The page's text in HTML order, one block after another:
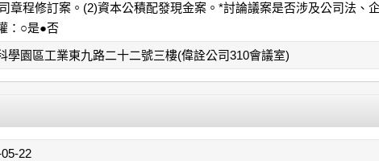
章程修訂案。(2)資本公積配發現金案。*討論議案是否涉及公司法、
：○是●否
學園區工業東九路二十二號三樓(偉詮公司310會議室)
22